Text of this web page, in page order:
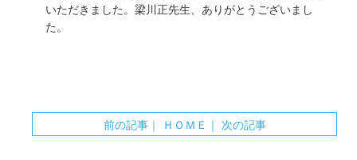
いただきました。梁川正先生、ありがとうございまし
た。
前の記事｜ ＨＯＭＥ ｜ 次の記事